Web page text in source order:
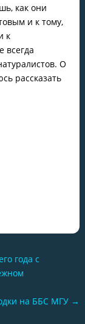
как они
и к тому,
к
всегда
О
рассказать
года с
на ББС МГУ →